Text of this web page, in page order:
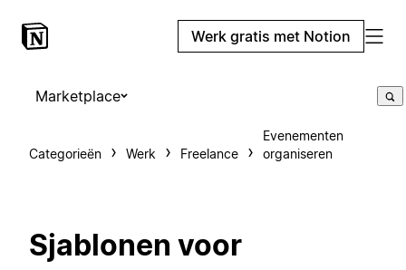
Werk gratis met Notion
Marketplace
Categorieën Werk Freelance
Evenementen
organiseren
Sjablonen voor